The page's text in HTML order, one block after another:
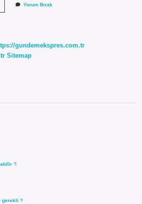
Yorum Bırak
gundemekspres.com.tr
Sitemap
?
gerekli ?